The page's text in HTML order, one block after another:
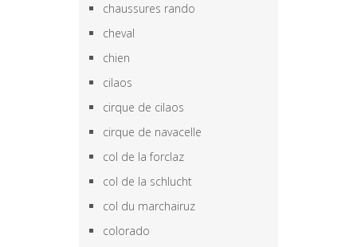
chaussures rando
cheval
chien
cilaos
cirque de cilaos
cirque de navacelle
col de la forclaz
col de la schlucht
col du marchairuz
colorado